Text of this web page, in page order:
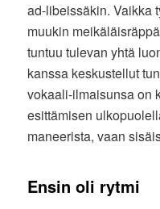
ad-libeissäkin. Vaikka
muukin
tuntuu tulevan yhtä
kanssa keskustellut
vokaali-ilmaisunsa on
esittämisen
maneerista, vaan
Ensin oli rytmi